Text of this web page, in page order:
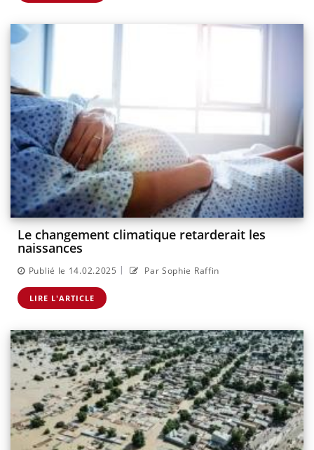
Le changement climatique retarderait les
naissances
Publié le 14.02.2025 | Par Sophie Raffin
LIRE L'ARTICLE